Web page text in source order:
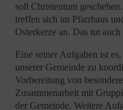
soll Christentum
treffen sich im Pfarrhaus
Osterkerze an. Das tut
Eine seiner Aufgaben ist
unserer Gemeinde zu
Vorbereitung von
Zusammenarbeit mit
der Gemeinde. Weitere